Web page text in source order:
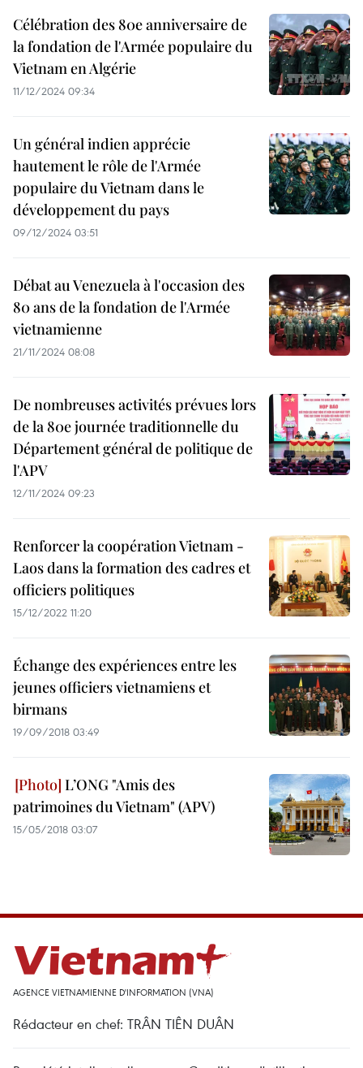
Célébration des 80e anniversaire de
la fondation de l'Armée populaire du
Vietnam en Algérie
11/12/2024 09:34
Un général indien apprécie
hautement le rôle de l'Armée
populaire du Vietnam dans le
développement du pays
09/12/2024 03:51
Débat au Venezuela à l'occasion des
80 ans de la fondation de l'Armée
vietnamienne
21/11/2024 08:08
De nombreuses activités prévues lors
de la 80e journée traditionnelle du
Département général de politique de
l'APV
12/11/2024 09:23
Renforcer la coopération Vietnam -
Laos dans la formation des cadres et
officiers politiques
15/12/2022 11:20
Échange des expériences entre les
jeunes officiers vietnamiens et
birmans
19/09/2018 03:49
L’ONG "Amis des
patrimoines du Vietnam" (APV)
15/05/2018 03:07
AGENCE VIETNAMIENNE D'INFORMATION (VNA)
Rédacteur en chef: TRÂN TIÊN DUÂN